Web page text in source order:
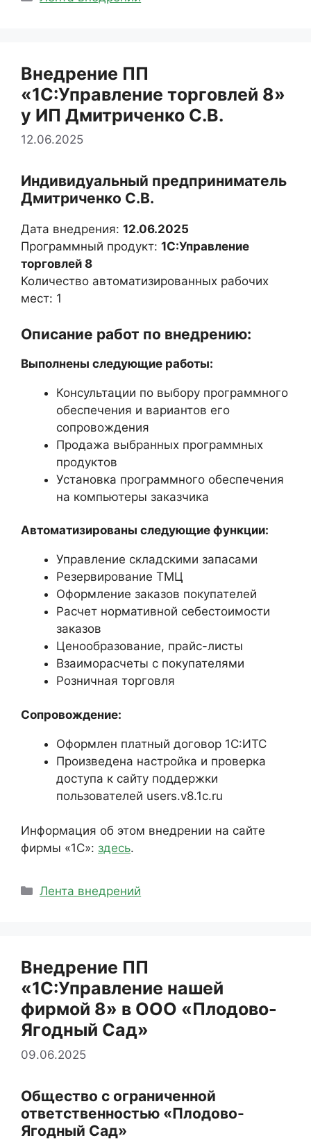
Внедрение ПП
«1С:Управление торговлей 8»
у ИП Дмитриченко С.В.
12.06.2025
Индивидуальный предприниматель
Дмитриченко С.В.
Дата внедрения: 12.06.2025
Программный продукт: 1С:Управление
торговлей 8
Количество автоматизированных рабочих
мест: 1
Описание работ по внедрению:
Выполнены следующие работы:
Консультации по выбору программного
обеспечения и вариантов его
сопровождения
Продажа выбранных программных
продуктов
Установка программного обеспечения
на компьютеры заказчика
Автоматизированы следующие функции:
Управление складскими запасами
Резервирование ТМЦ
Оформление заказов покупателей
Расчет нормативной себестоимости
заказов
Ценообразование, прайс-листы
Взаиморасчеты с покупателями
Розничная торговля
Сопровождение:
Оформлен платный договор 1С:ИТС
Произведена настройка и проверка
доступа к сайту поддержки
пользователей users.v8.1c.ru
Информация об этом внедрении на сайте
фирмы «1С»: здесь.
Рубрики
Лента внедрений
Внедрение ПП
«1С:Управление нашей
фирмой 8» в ООО «Плодово-
Ягодный Сад»
09.06.2025
Общество с ограниченной
ответственностью «Плодово-
Ягодный Сад»